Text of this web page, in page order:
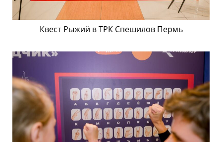
Квест Рыжий в ТРК Спешилов Пермь